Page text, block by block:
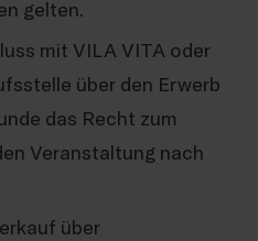
gelten.
mit VILA VITA oder
über den Erwerb
das Recht zum
Veranstaltung nach
über